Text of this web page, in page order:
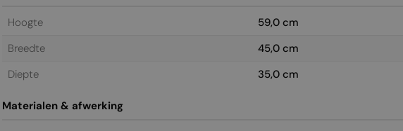
Hoogte
59,0 cm
Breedte
45,0 cm
Diepte
35,0 cm
Materialen & afwerking